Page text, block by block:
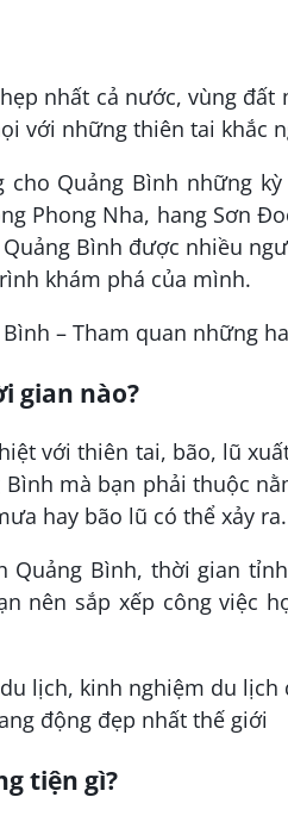
nhất cả nước, vùng đất
với những thiên tai khắc
Quảng Bình những
Phong Nha, hang Sơn
Bình được nhiều
khám phá của mình.
gian nào?
với thiên tai, bão, lũ
mà bạn phải thuộc
hay bão lũ có thể xảy ra.
Quảng Bình, thời gian
nên sắp xếp công việc
tiện gì?